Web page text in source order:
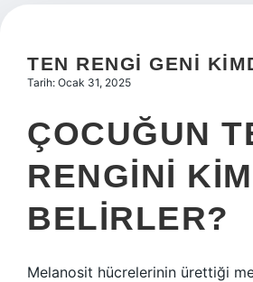
Hakkımızda
TEN RENGI GENI
Tarih: Ocak 31, 2025
ÇOCUĞUN
RENGINI KIM
BELIRLER?
Melanosit hücrelerinin ürettiği